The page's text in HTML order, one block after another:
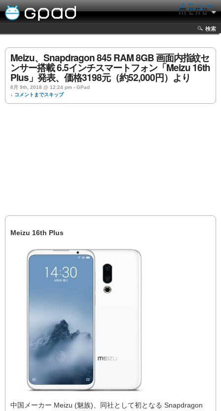
メニュー
検索
Meizu、Snapdragon 845 RAM 8GB 画面内指紋セ
ンサー搭載 6.5インチスマートフォン「Meizu 16th
Plus」発表、価格3198元（約52,000円）より
8月 9th, 2018 @ 12:24 pm › GPad
↓ コメントまでスキップ
Meizu 16th Plus
中国メーカー Meizu (魅族)、同社として初となる Snapdragon